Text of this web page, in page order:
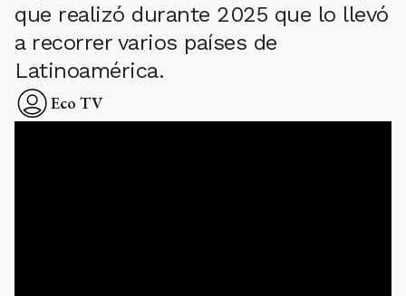
que realizó durante 2025 que lo llevó
a recorrer varios países de
Latinoamérica.
Eco TV